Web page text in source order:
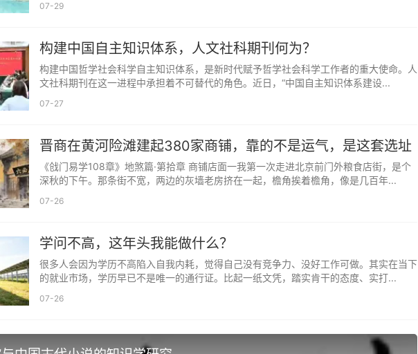
07-29
构建中国自主知识体系，人文社科期刊何为？
构建中国哲学社会科学自主知识体系，是新时代赋予哲学社会科学工作者的重大使命。人
文社科期刊在这一进程中承担着不可替代的角色。近日，“中国自主知识体系建设...
07-27
晋商在黄河险滩建起380家商铺，靠的不是运气，是这套选址
心法！
《戗门易学108章》地煞篇·第拾章 商铺店面一我第一次走进北京前门外粮食店街，是个
深秋的下午。那条街不宽，两边的灰墙老房挤在一起，檐角挨着檐角，像是几百年...
07-26
学问不高，这年头我能做什么？
很多人会因为学历不高陷入自我内耗，觉得自己没有竞争力、没好工作可做。其实在当下
的就业市场，学历早已不是唯一的通行证。比起一纸文凭，踏实肯干的态度、实打...
07-26